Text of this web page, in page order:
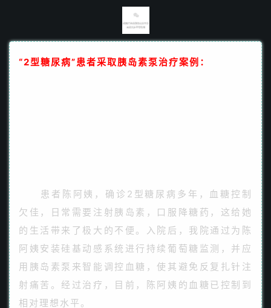
“2型糖尿病”患者采取胰岛素泵治疗案例：
患者陈阿姨，确诊2型糖尿病多年，血糖控制
欠佳，日常需要注射胰岛素，口服降糖药，这给她
的生活带来了极大的不便。入院后，我院通过为陈
阿姨安装硅基动感系统进行持续葡萄糖监测，并应
用胰岛素泵来智能调控血糖，使其避免反复扎针注
射痛苦。经过治疗，目前，陈阿姨的血糖已控制到
相对理想水平。